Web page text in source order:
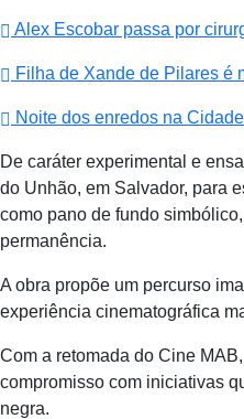
Alex Escobar passa por
Filha de Xande de Pilares é
Noite dos enredos na
De caráter experimental e
do Unhão, em Salvador, para
como pano de fundo
permanência.
A obra propõe um percurso
experiência cinematográfica
Com a retomada do Cine
compromisso com iniciativas
negra.